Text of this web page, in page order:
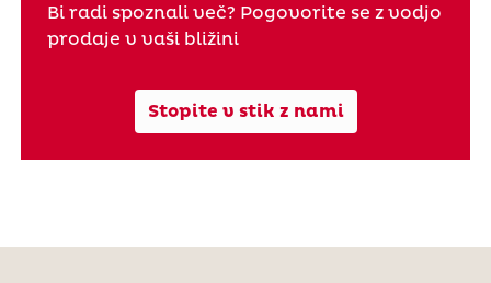
Bi radi spoznali več? Pogovorite se z vodjo
prodaje v vaši bližini
Stopite v stik z nami